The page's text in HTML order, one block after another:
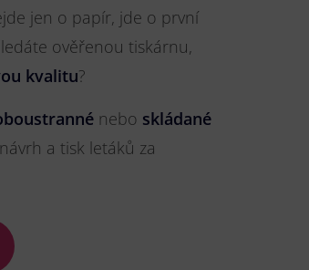
jen o papír, jde o první
ověřenou tiskárnu,
kvalitu?
nebo skládané
a tisk letáků za